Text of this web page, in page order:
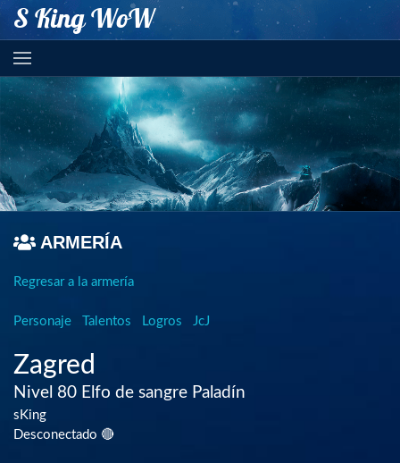
S King WoW
ARMERÍA